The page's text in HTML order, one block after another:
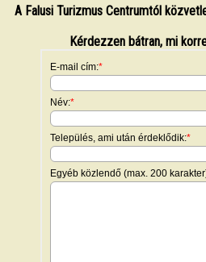
A Falusi Turizmus Centrumtól
Kérdezzen bátran, mi